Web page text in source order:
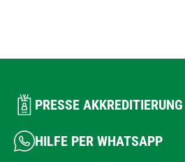
PRESSE AKKREDITIERUNG
HILFE PER WHATSAPP